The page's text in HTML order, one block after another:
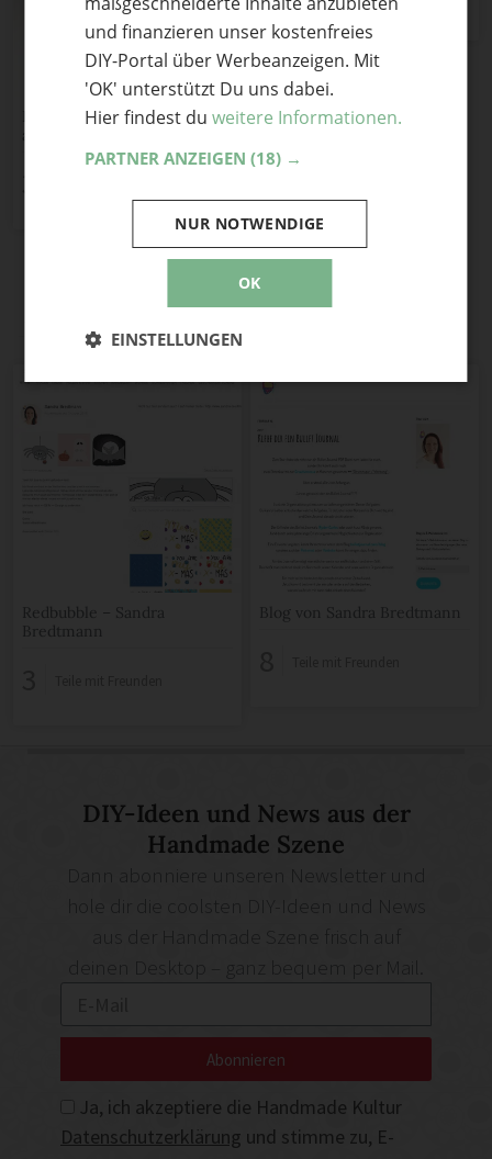
Bullet Journal zum
Organisation im Alltag
Alle Webseiten von flunny:
Redbubble – Sandra
Bredtmann
Blog von Sandra Bredtmann
DIY-Ideen und News aus der
Handmade Szene
deinen Desktop – ganz bequem per Mail.
Ja, ich akzeptiere die Handmade Kultur
Datenschutzerklärung und stimme zu, E-
Abonnieren
und finanzieren unser kostenfreies
DIY-Portal über Werbeanzeigen. Mit
'OK' unterstützt Du uns dabei.
Hier findest du weitere Informationen.
PARTNER ANZEIGEN (18) →
OK
NUR NOTWENDIGE
EINSTELLUNGEN